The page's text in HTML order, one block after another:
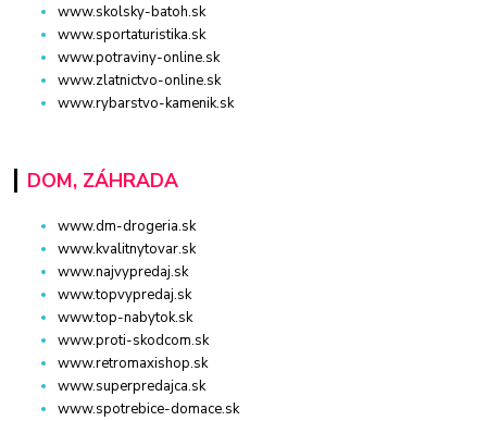
www.skolsky-batoh.sk
www.sportaturistika.sk
www.potraviny-online.sk
www.zlatnictvo-online.sk
www.rybarstvo-kamenik.sk
DOM, ZÁHRADA
www.dm-drogeria.sk
www.kvalitnytovar.sk
www.najvypredaj.sk
www.topvypredaj.sk
www.top-nabytok.sk
www.proti-skodcom.sk
www.retromaxishop.sk
www.superpredajca.sk
www.spotrebice-domace.sk